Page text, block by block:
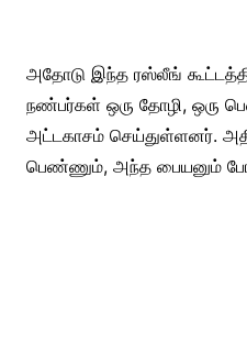
அதோடு இந்த ரஸ்லீங்
நண்பர்கள் ஒரு தோழி, ஒரு
அட்டகாசம் செய்துள்ளனர்.
பெண்ணும், அந்த பையனும்